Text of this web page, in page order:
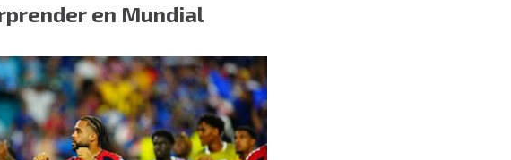
en Mundial